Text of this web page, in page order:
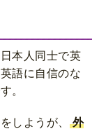
本人同士で英
語に自信のな
。
しようが、
外